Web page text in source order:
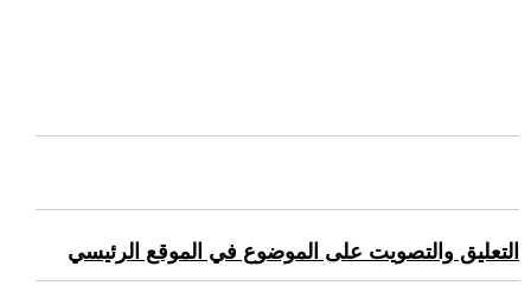
التعليق والتصويت على الموضوع في الموقع الرئيسي